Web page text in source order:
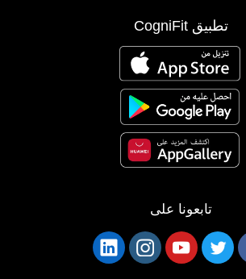
تطبيق CogniFit
تابعونا على